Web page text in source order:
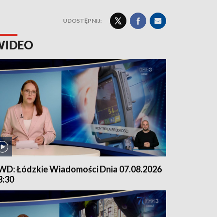
UDOSTĘPNIJ:
Łódzkie Wiadomości Dnia 07.08.2026